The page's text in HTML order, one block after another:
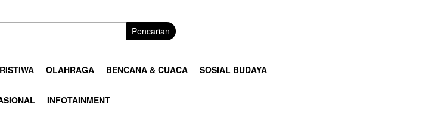
Pencarian
OLAHRAGA BENCANA & CUACA SOSIAL BUDAYA
INFOTAINMENT